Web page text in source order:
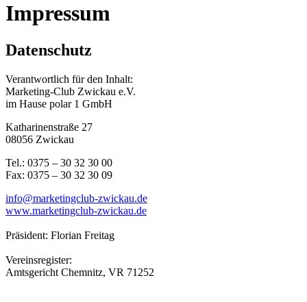
Impressum
Datenschutz
Verantwortlich für den Inhalt:
Marketing-Club Zwickau e.V.
im Hause polar 1 GmbH
Katharinenstraße 27
08056 Zwickau
Tel.: 0375 – 30 32 30 00
Fax: 0375 – 30 32 30 09
info@marketingclub-zwickau.de
www.marketingclub-zwickau.de
Präsident: Florian Freitag
Vereinsregister:
Amtsgericht Chemnitz, VR 71252